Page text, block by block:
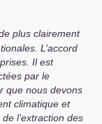
plus clairement
L’accord
Il est
par le
que nous devons
climatique et
l’extraction des